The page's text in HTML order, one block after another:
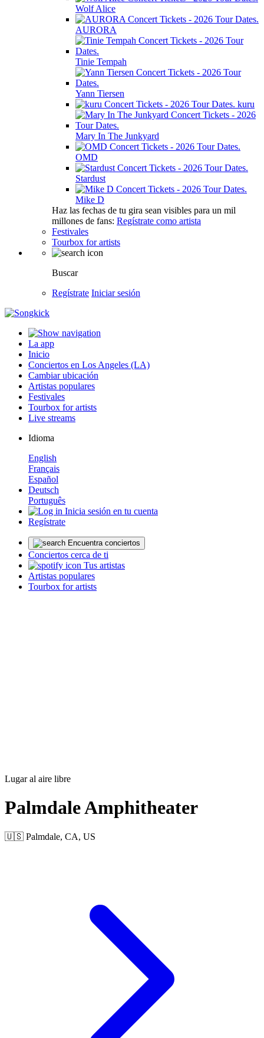
Wolf Alice
AURORA
Tinie Tempah
Yann Tiersen
kuru
Mary In The Junkyard
OMD
Stardust
Mike D
Haz las fechas de tu gira sean visibles para un mil
millones de fans: Regístrate como artista
Festivales
Tourbox for artists
Buscar
Regístrate Iniciar sesión
La app
Inicio
Conciertos en Los Angeles (LA)
Cambiar ubicación
Artistas populares
Festivales
Tourbox for artists
Live streams
Idioma
English
Français
Español
Deutsch
Português
Inicia sesión en tu cuenta
Regístrate
Encuentra conciertos
Conciertos cerca de ti
Tus artistas
Artistas populares
Tourbox for artists
Lugar al aire libre
Palmdale Amphitheater
🇺🇸 Palmdale, CA, US